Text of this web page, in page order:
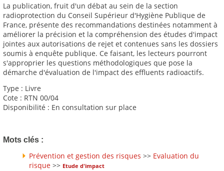
La publication, fruit d'un débat au sein de la section
radioprotection du Conseil Supérieur d'Hygiène Publique de
France, présente des recommandations destinées notamment à
améliorer la précision et la compréhension des études d'impact
jointes aux autorisations de rejet et contenues sans les dossiers
soumis à enquête publique. Ce faisant, les lecteurs pourront
s'approprier les questions méthodologiques que pose la
démarche d'évaluation de l'impact des effluents radioactifs.
Type : Livre
Cote : RTN 00/04
Disponibilité : En consultation sur place
Mots clés :
Prévention et gestion des risques >> Evaluation du
risque >> Etude d'impact